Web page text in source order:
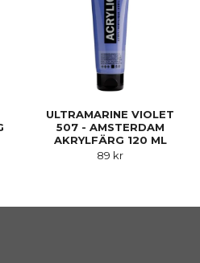
ULTRAMARINE VIOLET
507 - AMSTERDAM
AKRYLFÄRG 120 ML
89 kr